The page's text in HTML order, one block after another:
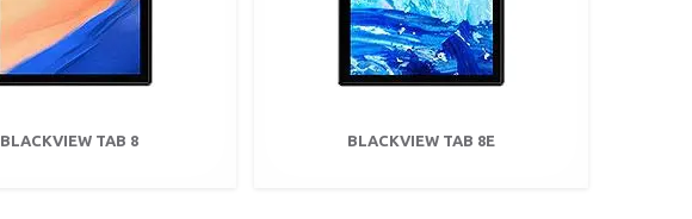
BLACKVIEW TAB 8 BLACKVIEW TAB 8E